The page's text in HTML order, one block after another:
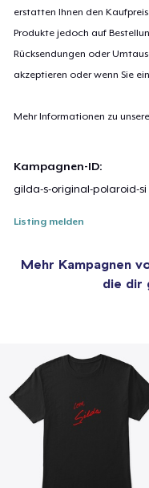
erstatten Ihnen den
Produkte jedoch auf
Rücksendungen oder
akzeptieren oder wenn Sie
Mehr Informationen zu
Kampagnen-ID:
gilda-s-original-polaroid-si
Listing melden
Mehr Kampagnen
die dir